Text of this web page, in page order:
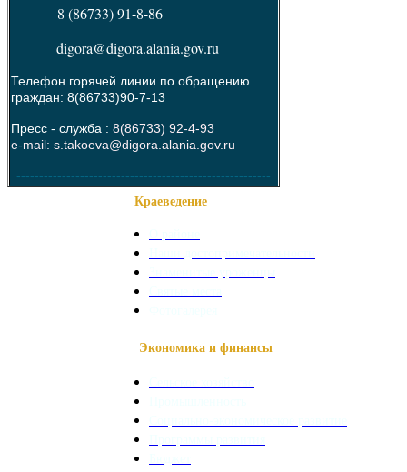
8 (86733) 91-8-86
digora@digora.alania.gov.ru
Телефон горячей линии по обращению
граждан: 8(86733)90-7-13
Пресс - служба : 8(86733) 92-4-93
e-mail: s.takoeva@digora.alania.gov.ru
--------------------------------------------------------
Краеведение
Экономика и финансы